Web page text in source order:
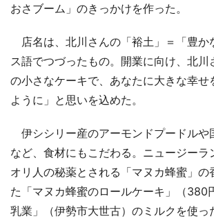
おさブーム」のきっかけを作った。
店名は、北川さんの「裕土」＝「豊か
ス語でつづったもの。開業に向け、北川
の小さなケーキで、あなたに大きな幸せ
ように」と思いを込めた。
伊シシリー産のアーモンドプードルや
など、食材にもこだわる。ニュージーラ
オリ人の秘薬とされる「マヌカ蜂蜜」の
た「マヌカ蜂蜜のロールケーキ」（380
乳業」（伊勢市大世古）のミルクを使っ